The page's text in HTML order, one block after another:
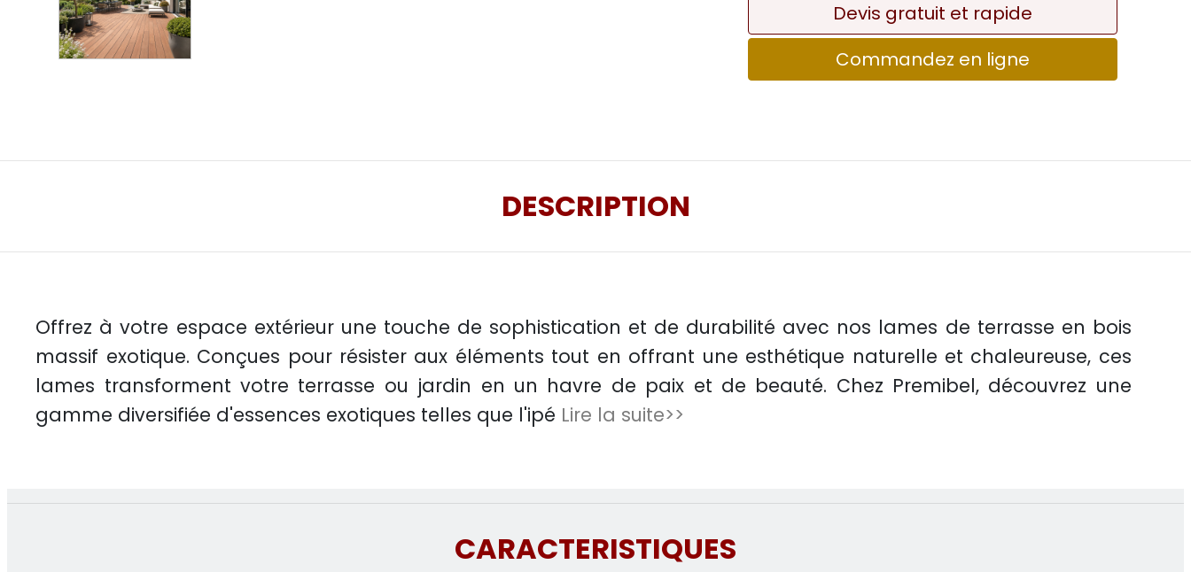
Devis gratuit et rapide
Commandez en ligne
DESCRIPTION
Offrez à votre espace extérieur une touche de sophistication et de durabilité avec nos lames de terrasse en bois
massif exotique. Conçues pour résister aux éléments tout en offrant une esthétique naturelle et chaleureuse, ces
lames transforment votre terrasse ou jardin en un havre de paix et de beauté. Chez Premibel, découvrez une
gamme diversifiée d'essences exotiques telles que l'ipé Lire la suite>>
CARACTERISTIQUES